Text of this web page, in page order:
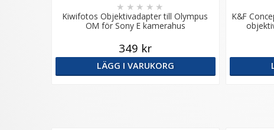
Kiwifotos Objektivadapter till Olympus
OM för Sony E kamerahus
★ ★ ★ ★ ★
349 kr
LÄGG I VARUKORG
K&F